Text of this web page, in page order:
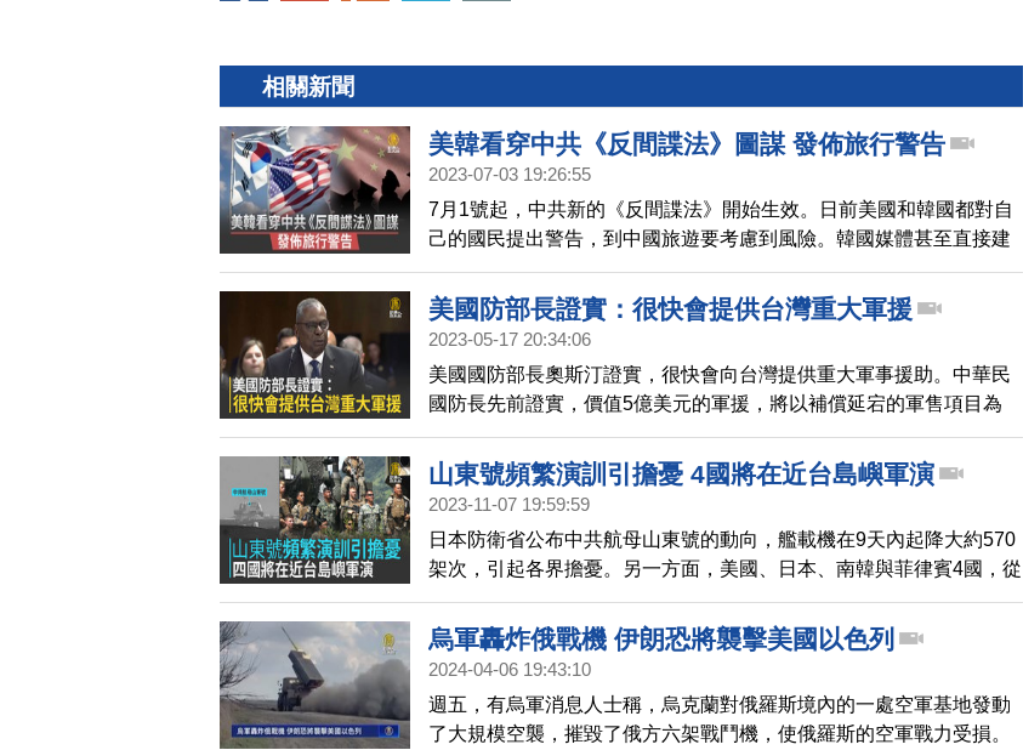
相關新聞
美韓看穿中共《反間諜法》圖謀 發佈旅行警告
2023-07-03 19:26:55
7月1號起，中共新的《反間諜法》開始生效。日前美國和韓國都對自
己的國民提出警告，到中國旅遊要考慮到風險。韓國媒體甚至直接建
議「非必要不要去中國」。
美國防部長證實：很快會提供台灣重大軍援
2023-05-17 20:34:06
美國國防部長奧斯汀證實，很快會向台灣提供重大軍事援助。中華民
國防長先前證實，價值5億美元的軍援，將以補償延宕的軍售項目為
主。
山東號頻繁演訓引擔憂 4國將在近台島嶼軍演
2023-11-07 19:59:59
日本防衛省公布中共航母山東號的動向，艦載機在9天內起降大約570
架次，引起各界擔憂。另一方面，美國、日本、南韓與菲律賓4國，從
週四開始將舉行聯合軍演，其中一個演訓地點距離台灣只有不到100
公里。
烏軍轟炸俄戰機 伊朗恐將襲擊美國以色列
2024-04-06 19:43:10
週五，有烏軍消息人士稱，烏克蘭對俄羅斯境內的一處空軍基地發動
了大規模空襲，摧毀了俄方六架戰鬥機，使俄羅斯的空軍戰力受損。